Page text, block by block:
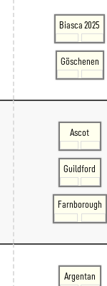
Biasca 2025
Göschenen
Ascot
Guildford
Farnborough
Argentan